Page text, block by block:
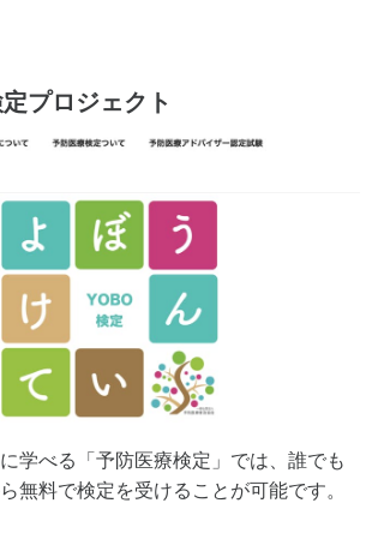
プロジェクト
学べる「予防医療検定」では、誰でも
無料で検定を受けることが可能です。